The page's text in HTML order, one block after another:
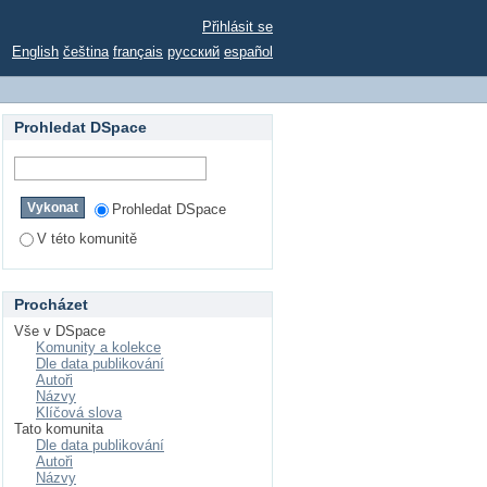
Přihlásit se
English čeština français русский español
Prohledat DSpace
Prohledat DSpace
V této komunitě
Procházet
Vše v DSpace
Komunity a kolekce
Dle data publikování
Autoři
Názvy
Klíčová slova
Tato komunita
Dle data publikování
Autoři
Názvy